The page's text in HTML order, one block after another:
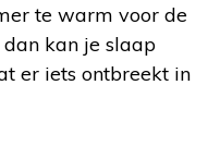
te warm voor de
kan je slaap
er iets ontbreekt in